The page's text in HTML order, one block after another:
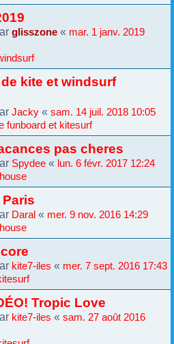
glisszone « mar. 1 janv. 2019
kite et windsurf
Jacky « sam. 14 juil. 2018 10:05
funboard et kitesurf
pas cheres
Spydee « lun. 6 févr. 2017 12:24
Daral « mer. 9 nov. 2016 14:29
kite7-iles « mer. 7 sept. 2016 17:43
Tropic Love
kite7-iles « sam. 27 août 2016